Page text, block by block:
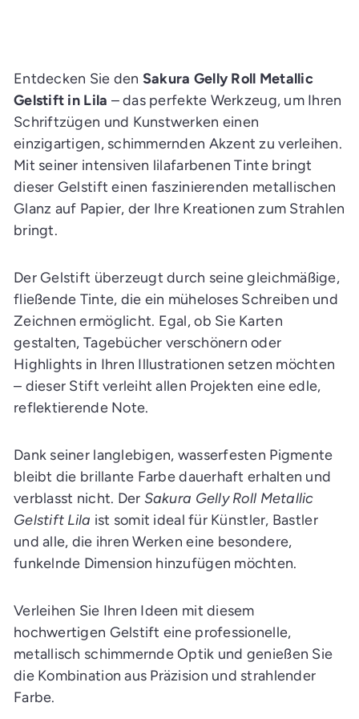
n
k
a
u
s
a
g
e
n
Entdecken Sie den Sakura Gelly Roll Metallic
Gelstift in Lila – das perfekte Werkzeug, um Ihren
Schriftzügen und Kunstwerken einen
einzigartigen, schimmernden Akzent zu verleihen.
Mit seiner intensiven lilafarbenen Tinte bringt
dieser Gelstift einen faszinierenden metallischen
Glanz auf Papier, der Ihre Kreationen zum Strahlen
bringt.
Der Gelstift überzeugt durch seine gleichmäßige,
fließende Tinte, die ein müheloses Schreiben und
Zeichnen ermöglicht. Egal, ob Sie Karten
gestalten, Tagebücher verschönern oder
Highlights in Ihren Illustrationen setzen möchten
– dieser Stift verleiht allen Projekten eine edle,
reflektierende Note.
Dank seiner langlebigen, wasserfesten Pigmente
bleibt die brillante Farbe dauerhaft erhalten und
verblasst nicht. Der Sakura Gelly Roll Metallic
Gelstift Lila ist somit ideal für Künstler, Bastler
und alle, die ihren Werken eine besondere,
funkelnde Dimension hinzufügen möchten.
Verleihen Sie Ihren Ideen mit diesem
hochwertigen Gelstift eine professionelle,
metallisch schimmernde Optik und genießen Sie
die Kombination aus Präzision und strahlender
Farbe.